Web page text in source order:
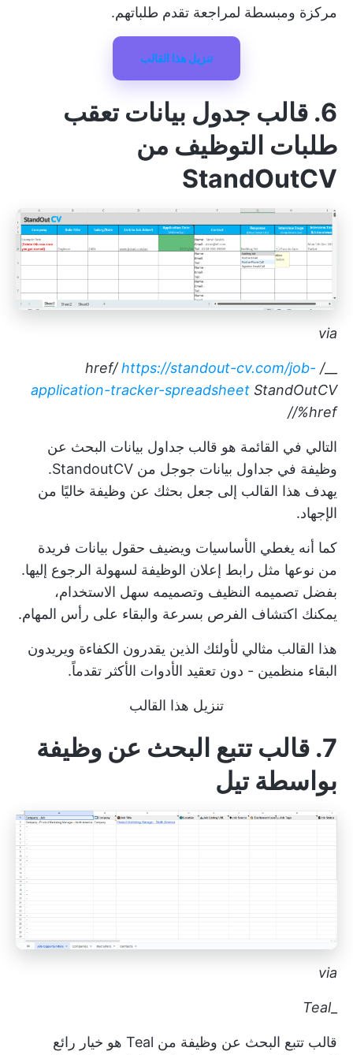
مركزة ومبسطة لمراجعة تقدم طلباتهم.
تنزيل هذا القالب
6. قالب جدول بيانات تعقب
طلبات التوظيف من
StandOutCV
via
__
/ href/
https://standout-cv.com/job-
application-tracker-spreadsheet StandOutCV
/%href/
التالي في القائمة هو قالب جداول بيانات البحث عن
وظيفة في جداول بيانات جوجل من StandoutCV.
يهدف هذا القالب إلى جعل بحثك عن وظيفة خاليًا من
الإجهاد.
كما أنه يغطي الأساسيات ويضيف حقول بيانات فريدة
من نوعها مثل رابط إعلان الوظيفة لسهولة الرجوع إليها.
بفضل تصميمه النظيف وتصميمه سهل الاستخدام،
يمكنك اكتشاف الفرص بسرعة والبقاء على رأس المهام.
هذا القالب مثالي لأولئك الذين يقدرون الكفاءة ويريدون
البقاء منظمين - دون تعقيد الأدوات الأكثر تقدماً.
تنزيل هذا القالب
7. قالب تتبع البحث عن وظيفة
بواسطة تيل
via
_
Teal
قالب تتبع البحث عن وظيفة من Teal هو خيار رائع